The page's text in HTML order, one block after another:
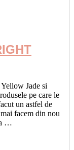
Jade si
pe care le
un astfel de
facem din nou
…